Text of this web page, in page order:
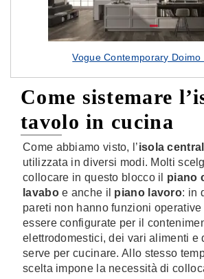
Vogue Contemporary Doimo
Come sistemare
tavolo in cucina
Come abbiamo visto, l’isola
utilizzata in diversi modi. Molti
collocare in questo blocco il piano
lavaboe anche il piano lavoro: in
pareti non hanno funzioni
essere configurate per il
elettrodomestici, dei vari alimenti e
serve per cucinare. Allo stesso
scelta impone la necessità di